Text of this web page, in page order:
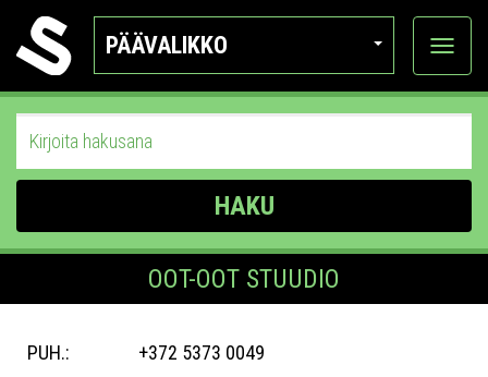
PÄÄVALIKKO
Näytä
HAKU
OOT-OOT STUUDIO
PUH.:
+372 5373 0049